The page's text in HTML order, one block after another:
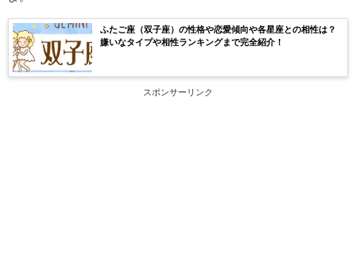
ふたご座（双子座）の性格や恋愛傾向や各星座との相性は？
嫌いなタイプや相性ランキングまで完全紹介！
スポンサーリンク